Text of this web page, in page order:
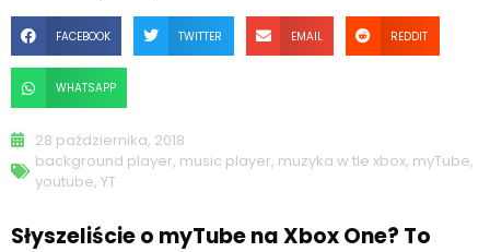
FACEBOOK TWITTER EMAIL REDDIT
WHATSAPP
28 października, 2018
background player, music player, muzyka w tle xbox, myTube,
youtube, YT
Słyszeliście o myTube na Xbox One? To